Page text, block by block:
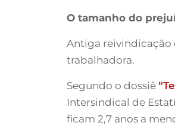
O tamanho do
Antiga reivindicação
trabalhadora.
Segundo o dossiê
Intersindical de
ficam 2,7 anos a